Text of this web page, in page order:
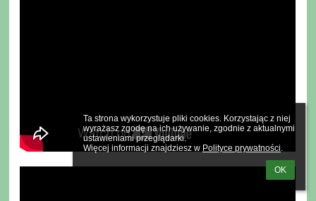
Ta strona wykorzystuje pliki cookies. Korzystając z niej
wyrażasz zgodę na ich używanie, zgodnie z aktualnymi
ustawieniami przeglądarki.
Więcej informacji znajdziesz w Polityce prywatności.
OK